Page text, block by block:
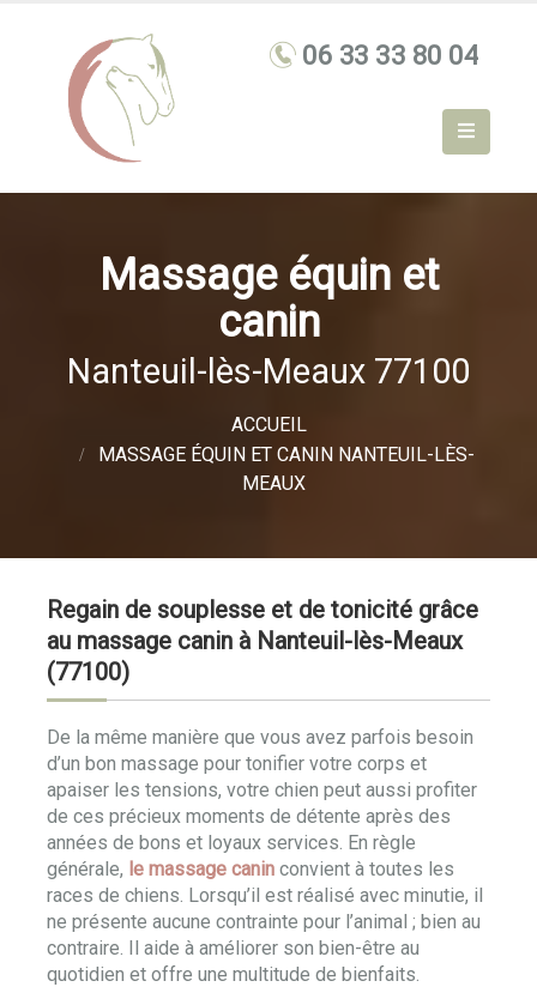
Massage équin et
canin
Nanteuil-lès-Meaux 77100
ACCUEIL
MASSAGE ÉQUIN ET CANIN NANTEUIL-LÈS-
MEAUX
Regain de souplesse et de tonicité grâce
au massage canin à Nanteuil-lès-Meaux
(77100)
De la même manière que vous avez parfois besoin
d’un bon massage pour tonifier votre corps et
apaiser les tensions, votre chien peut aussi profiter
de ces précieux moments de détente après des
années de bons et loyaux services. En règle
générale, le massage canin convient à toutes les
races de chiens. Lorsqu’il est réalisé avec minutie, il
ne présente aucune contrainte pour l’animal ; bien au
contraire. Il aide à améliorer son bien-être au
quotidien et offre une multitude de bienfaits.